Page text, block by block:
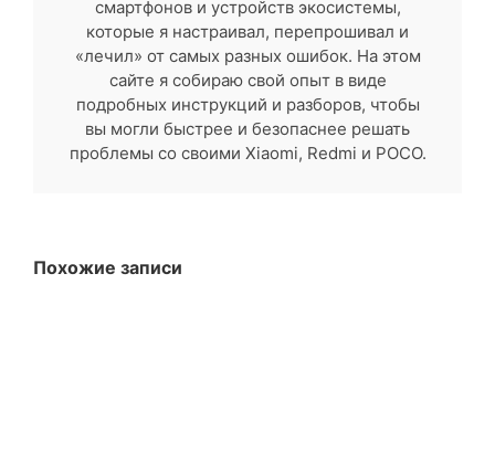
смартфонов и устройств экосистемы,
которые я настраивал, перепрошивал и
«лечил» от самых разных ошибок. На этом
сайте я собираю свой опыт в виде
подробных инструкций и разборов, чтобы
вы могли быстрее и безопаснее решать
проблемы со своими Xiaomi, Redmi и POCO.
Похожие записи